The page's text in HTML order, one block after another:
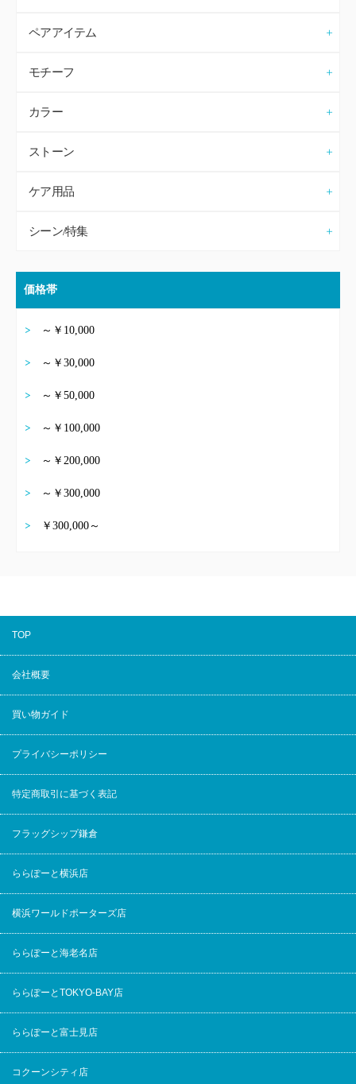
ペアアイテム
モチーフ
カラー
ストーン
ケア用品
シーン/特集
価格帯
～￥10,000
～￥30,000
～￥50,000
～￥100,000
～￥200,000
～￥300,000
￥300,000～
TOP
会社概要
買い物ガイド
プライバシーポリシー
特定商取引に基づく表記
フラッグシップ鎌倉
ららぽーと横浜店
横浜ワールドポーターズ店
ららぽーと海老名店
ららぽーとTOKYO-BAY店
ららぽーと富士見店
コクーンシティ店